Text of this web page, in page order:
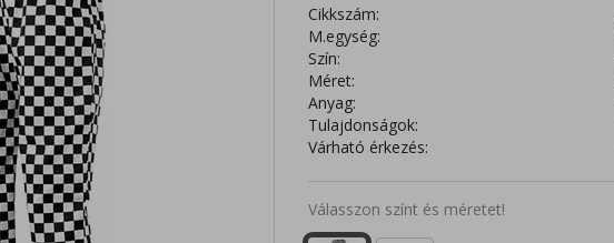
Cikkszám:
M.egység:
Szín:
Méret:
Anyag:
Tulajdonságok:
Várható érkezés:
Válasszon színt és méretet!